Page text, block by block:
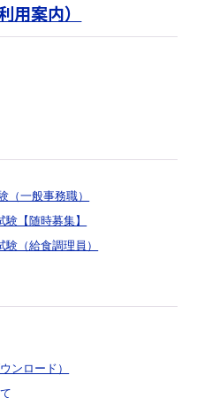
ぐる、くどやま』公開のお知
ついて
用案内）
（一般事務職）
【随時募集】
（給食調理員）
ンロード）